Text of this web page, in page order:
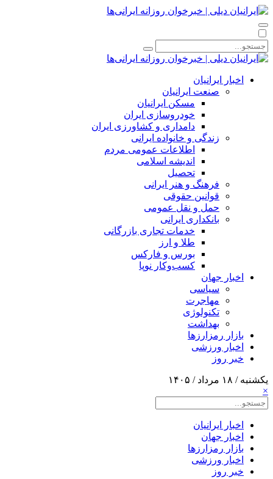
اخبار ایرانیان
صنعت ایرانیان
مسکن ایرانیان
خودروسازی ایران
دامداری و کشاورزی ایران
زندگی و خانواده ایرانی
اطلاعات عمومی مردم
اندیشه اسلامی
تحصیل
فرهنگ و هنر ایرانی
قوانین حقوقی
حمل و نقل عمومی
بانکداری ایرانی
خدمات تجاری بازرگانی
طلا و ارز
بورس و فارکس
کسب‌وکار نوپا
اخبار جهان
سیاسی
مهاجرت
تکنولوژی
بهداشت
بازار رمزارزها
اخبار ورزشی
خبر روز
یکشنبه / ۱۸ مرداد / ۱۴۰۵
×
اخبار ایرانیان
اخبار جهان
بازار رمزارزها
اخبار ورزشی
خبر روز